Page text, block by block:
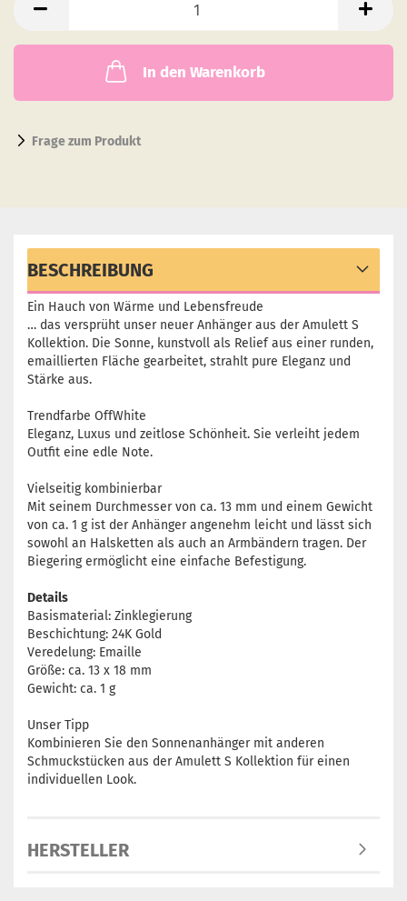
In den Warenkorb
Frage zum Produkt
BESCHREIBUNG
Ein Hauch von Wärme und Lebensfreude
… das versprüht unser neuer Anhänger aus der Amulett S
Kollektion. Die Sonne, kunstvoll als Relief aus einer runden,
emaillierten Fläche gearbeitet, strahlt pure Eleganz und
Stärke aus.
Trendfarbe OffWhite
Eleganz, Luxus und zeitlose Schönheit. Sie verleiht jedem
Outfit eine edle Note.
Vielseitig kombinierbar
Mit seinem Durchmesser von ca. 13 mm und einem Gewicht
von ca. 1 g ist der Anhänger angenehm leicht und lässt sich
sowohl an Halsketten als auch an Armbändern tragen. Der
Biegering ermöglicht eine einfache Befestigung.
Details
Basismaterial: Zinklegierung
Beschichtung: 24K Gold
Veredelung: Emaille
Größe: ca. 13 x 18 mm
Gewicht: ca. 1 g
Unser Tipp
Kombinieren Sie den Sonnenanhänger mit anderen
Schmuckstücken aus der Amulett S Kollektion für einen
individuellen Look.
HERSTELLER